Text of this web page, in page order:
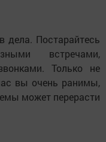
дела. Постарайтесь
встречами,
Только не
вы очень ранимы,
может перерасти